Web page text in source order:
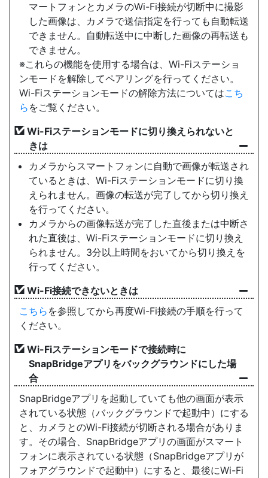
マートフォンとカメラのWi-Fi接続が切断中に撮影
した画像は、カメラで送信指定を行っても自動転送
できません。自動転送中に中断した画像の再転送も
できません。
※これらの機能を使用する場合は、Wi-Fiステーショ
ンモードを解除してペアリングを行ってください。
Wi-Fiステーションモードの解除方法についてはこち
ら をご覧ください。
Wi-Fiステーションモードに切り換えられないと
きは
カメラからスマートフォンに自動で画像が転送され
ているときは、Wi-Fiステーションモードに切り換
えられません。画像の転送が完了してから切り換え
を行ってください。
カメラからの画像転送が完了した直後または中断さ
れた直後は、Wi-Fiステーションモードに切り換え
られません。3分以上時間をおいてから切り換えを
行ってください。
Wi-Fi接続できないときは
こちら を参照してから再度Wi-Fi接続の手順を行って
ください。
Wi-Fiステーションモードで接続時に
SnapBridgeアプリをバックグラウンドにした場
合
SnapBridgeアプリを起動していても他の画面が表示
されている状態（バックグラウンドで起動中）にする
と、カメラとのWi-Fi接続が切断される場合がありま
す。その場合、SnapBridgeアプリの画⾯がスマート
フォンに表⽰されている状態（SnapBridgeアプリが
フォアグラウンドで起動中）にすると、最後にWi-Fi